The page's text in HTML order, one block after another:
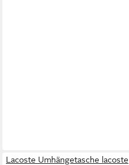
Lacoste Umhängetasche lacoste